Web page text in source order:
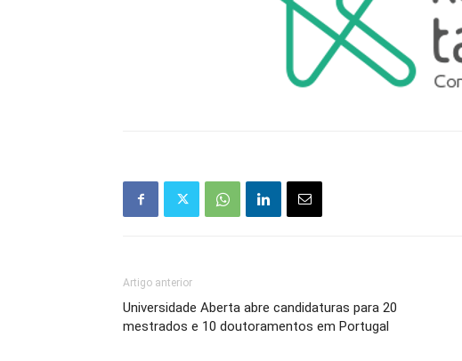
Artigo anterior
Universidade Aberta abre candidaturas para 20
mestrados e 10 doutoramentos em Portugal